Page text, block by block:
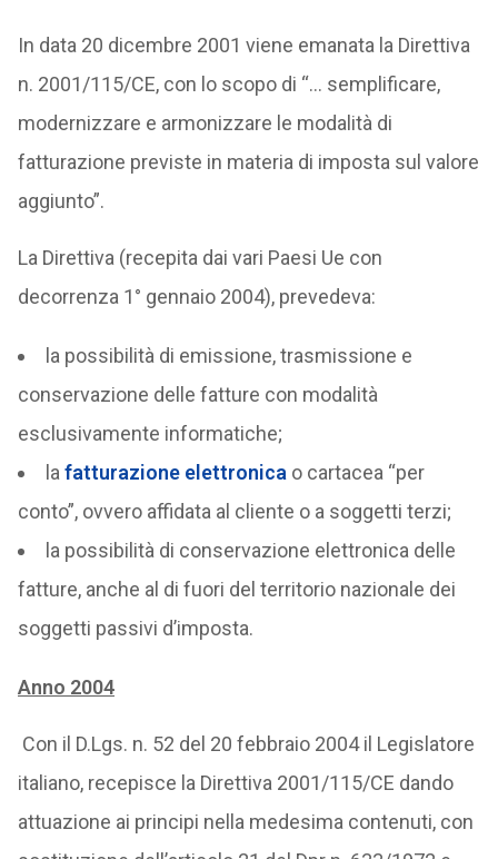
In data 20 dicembre 2001 viene emanata la Direttiva
n. 2001/115/CE, con lo scopo di “… semplificare,
modernizzare e armonizzare le modalità di
fatturazione previste in materia di imposta sul valore
aggiunto”.
La Direttiva (recepita dai vari Paesi Ue con
decorrenza 1° gennaio 2004), prevedeva:
la possibilità di emissione, trasmissione e
conservazione delle fatture con modalità
esclusivamente informatiche;
la fatturazione elettronica o cartacea “per
conto”, ovvero affidata al cliente o a soggetti terzi;
la possibilità di conservazione elettronica delle
fatture, anche al di fuori del territorio nazionale dei
soggetti passivi d’imposta.
Anno 2004
Con il D.Lgs. n. 52 del 20 febbraio 2004 il Legislatore
italiano, recepisce la Direttiva 2001/115/CE dando
attuazione ai principi nella medesima contenuti, con